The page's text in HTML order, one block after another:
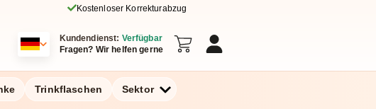
Kostenloser Korrekturabzug
Kundendienst: Verfügbar
Fragen? Wir helfen gerne
Trinkflaschen Sektor